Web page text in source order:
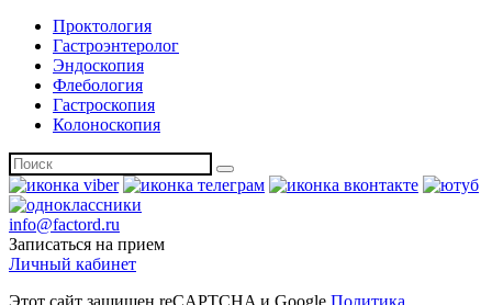
Проктология
Гастроэнтеролог
Эндоскопия
Флебология
Гастроскопия
Колоноскопия
info@factord.ru
Записаться на прием
Личный кабинет